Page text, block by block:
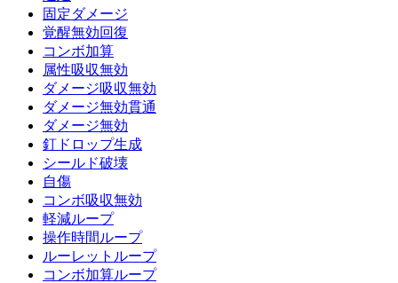
固定ダメージ
覚醒無効回復
コンボ加算
属性吸収無効
ダメージ吸収無効
ダメージ無効貫通
ダメージ無効
釘ドロップ生成
シールド破壊
自傷
コンボ吸収無効
軽減ループ
操作時間ループ
ルーレットループ
コンボ加算ループ